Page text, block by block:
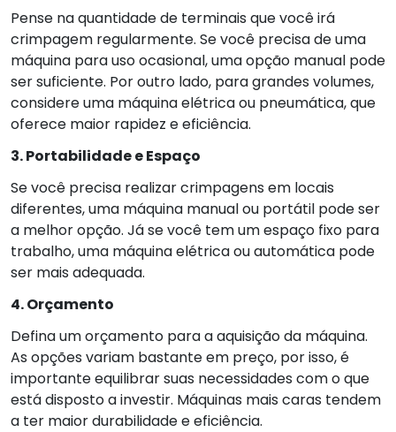
Pense na quantidade de terminais que você irá
crimpagem regularmente. Se você precisa de uma
máquina para uso ocasional, uma opção manual pode
ser suficiente. Por outro lado, para grandes volumes,
considere uma máquina elétrica ou pneumática, que
oferece maior rapidez e eficiência.
3. Portabilidade e Espaço
Se você precisa realizar crimpagens em locais
diferentes, uma máquina manual ou portátil pode ser
a melhor opção. Já se você tem um espaço fixo para
trabalho, uma máquina elétrica ou automática pode
ser mais adequada.
4. Orçamento
Defina um orçamento para a aquisição da máquina.
As opções variam bastante em preço, por isso, é
importante equilibrar suas necessidades com o que
está disposto a investir. Máquinas mais caras tendem
a ter maior durabilidade e eficiência.